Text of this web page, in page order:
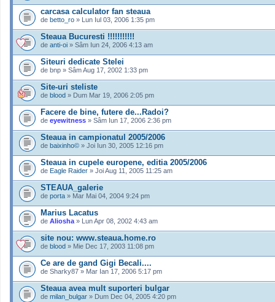
carcasa calculator fan steaua
de betto_ro » Lun Iul 03, 2006 1:35 pm
Steaua Bucuresti !!!!!!!!!!!
de anti-oi » Sâm Iun 24, 2006 4:13 am
Siteuri dedicate Stelei
de bnp » Sâm Aug 17, 2002 1:33 pm
Site-uri steliste
de blood » Dum Mar 19, 2006 2:05 pm
Facere de bine, futere de...Radoi?
de eyewitness » Sâm Iun 17, 2006 2:36 pm
Steaua in campionatul 2005/2006
de baixinho© » Joi Iun 30, 2005 12:16 pm
Steaua in cupele europene, editia 2005/2006
de Eagle Raider » Joi Aug 11, 2005 11:25 am
STEAUA_galerie
de porta » Mar Mai 04, 2004 9:24 pm
Marius Lacatus
de Aliosha » Lun Apr 08, 2002 4:43 am
site nou: www.steaua.home.ro
de blood » Mie Dec 17, 2003 11:08 pm
Ce are de gand Gigi Becali....
de Sharky87 » Mar Ian 17, 2006 5:17 pm
Steaua avea mult suporteri bulgar
de milan_bulgar » Dum Dec 04, 2005 4:20 pm